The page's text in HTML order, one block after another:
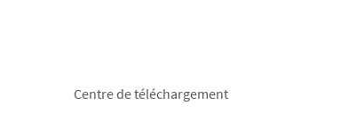
Footer
Centre de téléchargement